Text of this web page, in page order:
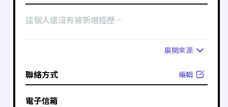
這個人還沒有被新增經歷⋯
展開來源
聯絡方式 編輯
電子信箱